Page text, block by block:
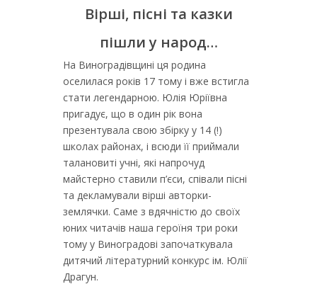
Вірші, пісні та казки
пішли у народ…
На Виноградівщині ця родина
оселилася років 17 тому і вже встигла
стати легендарною. Юлія Юріївна
пригадує, що в один рік вона
презентувала свою збірку у 14 (!)
школах районах, і всюди її приймали
талановиті учні, які напрочуд
майстерно ставили п’єси, співали пісні
та декламували вірші авторки-
землячки. Саме з вдячністю до своїх
юних читачів наша героїня три роки
тому у Виноградові започаткувала
дитячий літературний конкурс ім. Юлії
Драгун.